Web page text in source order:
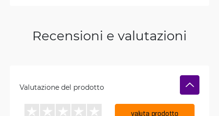
Recensioni e valutazioni
Valutazione del prodotto
valuta prodotto